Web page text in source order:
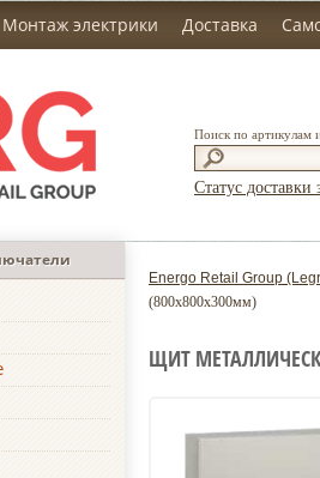
Монтаж электрики Доставка
Поиск по артикулам
Статус доставки
Energo Retail Group
(800x800x300мм)
ЩИТ